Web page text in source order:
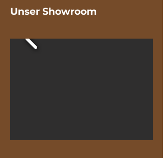
Unser Showroom